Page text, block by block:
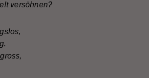
versöhnen?